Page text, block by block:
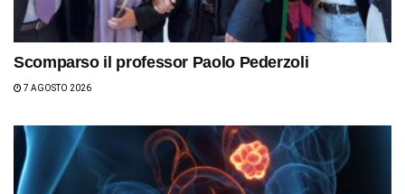
Scomparso il professor Paolo Pederzoli
7 AGOSTO 2026